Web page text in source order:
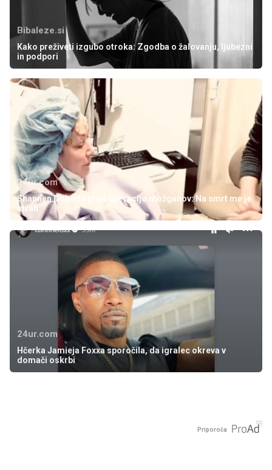
Bibaleze.si
Kako preživeti izgubo otroka: Zgodba o žalovanju, ljubezni
in podpori
24ur.com
Shannen Doherty pred operacijo možganov: Na smrt me je
strah
24ur.com
Hčerka Jamieja Foxxa sporočila, da igralec okreva v
domači oskrbi
Priporoča